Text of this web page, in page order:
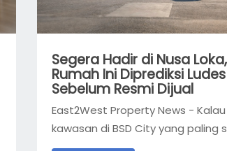
Segera Hadir di Nusa Loka,
Rumah Ini Diprediksi Ludes
Sebelum Resmi Dijual
East2West Property News -
kawasan di BSD City yang paling